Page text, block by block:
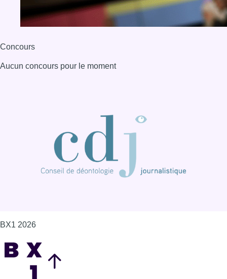
Concours
Aucun concours pour le moment
BX1 2026